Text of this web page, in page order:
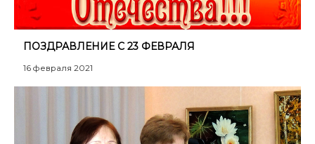
ПОЗДРАВЛЕНИЕ С 23 ФЕВРАЛЯ
16 февраля 2021